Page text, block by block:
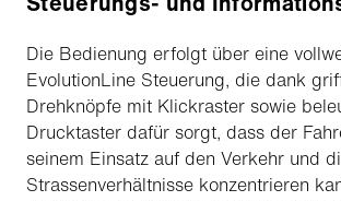
Die Bedienung erfolgt über eine
EvolutionLine Steuerung, die dank
Drehknöpfe mit Klickraster sowie
Drucktaster dafür sorgt, dass der
seinem Einsatz auf den Verkehr und
Strassenverhältnisse konzentrieren